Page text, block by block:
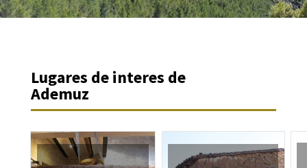
Lugares de interes de
Ademuz